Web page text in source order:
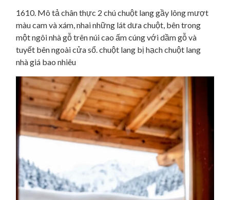
1610. Mô tả chân thực 2 chú chuột lang gầy lông mượt
màu cam và xám, nhai những lát dưa chuột, bên trong
một ngôi nhà gỗ trên núi cao ấm cúng với dầm gỗ và
tuyết bên ngoài cửa sổ. chuột lang bị hạch chuột lang
nhà giá bao nhiêu